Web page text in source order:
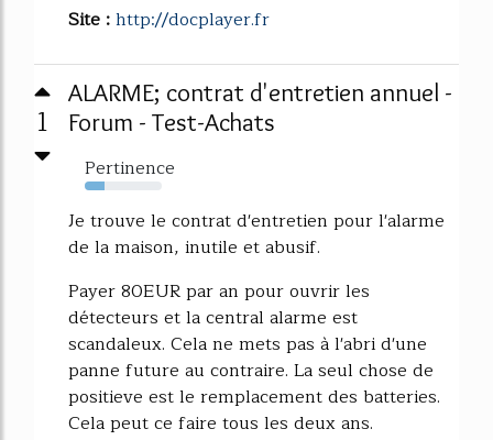
Site :http://docplayer.fr
1
ALARME; contrat d'entretien annuel -
Forum - Test-Achats
Pertinence
26%
Je trouve le contrat d'entretien pour l'alarme
de la maison, inutile et abusif.
Payer 80EUR par an pour ouvrir les
détecteurs et la central alarme est
scandaleux. Cela ne mets pas à l'abri d'une
panne future au contraire. La seul chose de
positieve est le remplacement des batteries.
Cela peut ce faire tous les deux ans.